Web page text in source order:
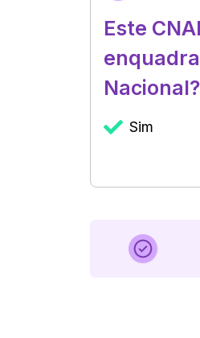
Este
Nacional?
Sim